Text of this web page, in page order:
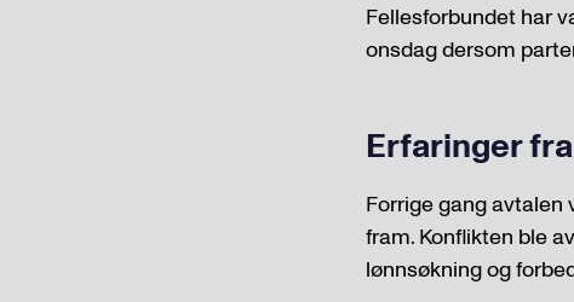
Fellesforbundet har
onsdag dersom
Erfaringer
Forrige gang
fram. Konflikten ble
lønnsøkning og